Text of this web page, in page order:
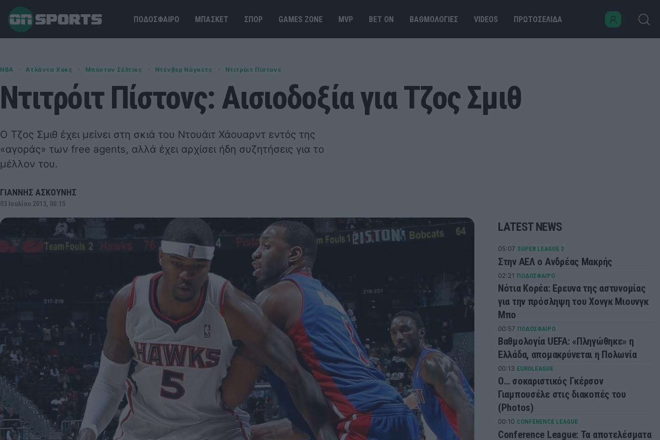
ΠΟΔΟΣΦΑΙΡΟ ΜΠΑΣΚΕΤ ΣΠΟΡ GAMES ΖΟΝΕ MVP BET ΟΝ ΒΑΘΜΟΛΟΓΙΕΣ VIDEOS ΠΡΩΤΟΣΕΛΙΔΑ
NBA · Ατλάντα Χοκς · Μπόστον Σέλτικς · Ντένβερ Νάγκετς · Ντιτρόιτ Πίστονς
Ντιτρόιτ Πίστονς: Αισιοδοξία για Τζος Σμιθ
Ο Τζος Σμιθ έχει μείνει στη σκιά του Ντουάιτ Χάουαρντ εντός της
«αγοράς» των free agents, αλλά έχει αρχίσει ήδη συζητήσεις για το
μέλλον του.
ΓΙΑΝΝΗΣ ΑΣΚΟΥΝΗΣ
03 Ιουλίου 2013, 00:15
LATEST NEWS
05:07 SUPER LEAGUE 2
Στην ΑΕΛ ο Ανδρέας Μακρής
02:21 ΠΟΔΟΣΦΑΙΡΟ
Νότια Κορέα: Ερευνα της αστυνομίας
για την πρόσληψη του Χονγκ Μιουνγκ
Μπo
00:57 ΠΟΔΟΣΦΑΙΡΟ
Βαθμολογία UEFA: «Πληγώθηκε» η
Ελλάδα, απομακρύνεται η Πολωνία
00:13 EUROLEAGUE
Ο… σοκαριστικός Γκέρσον
Γιαμπουσέλε στις διακοπές του
(Photos)
00:10 CONFERENCE LEAGUE
Conference League: Τα αποτελέσματα